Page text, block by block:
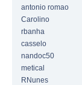
antonio romao
Carolino
rbanha
casselo
nandoc50
metical
RNunes